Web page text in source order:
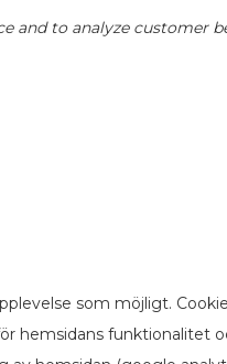
to analyze customer
som möjligt.
hemsidans